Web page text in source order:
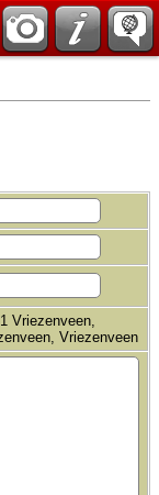
Vriezenveen,
Vriezenveen